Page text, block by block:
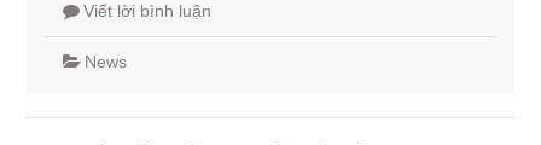
Viết lời bình luận
News